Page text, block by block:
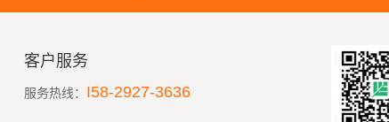
客户服务
服务热线： I58-2927-3636